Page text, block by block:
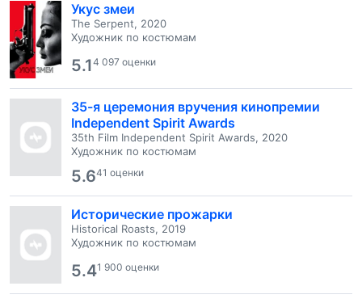
Укус змеи
The Serpent, 2020
Художник по костюмам
5.14 097 оценки
35-я церемония вручения кинопремии
Independent Spirit Awards
35th Film Independent Spirit Awards, 2020
Художник по костюмам
5.641 оценки
Исторические прожарки
Historical Roasts, 2019
Художник по костюмам
5.41 900 оценки